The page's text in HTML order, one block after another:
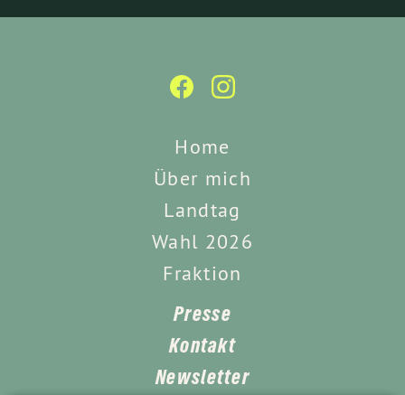
Home
Über mich
Landtag
Wahl 2026
Fraktion
Presse
Kontakt
Newsletter